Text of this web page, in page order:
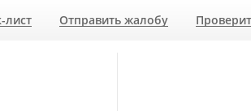
лист Отправить жалобу